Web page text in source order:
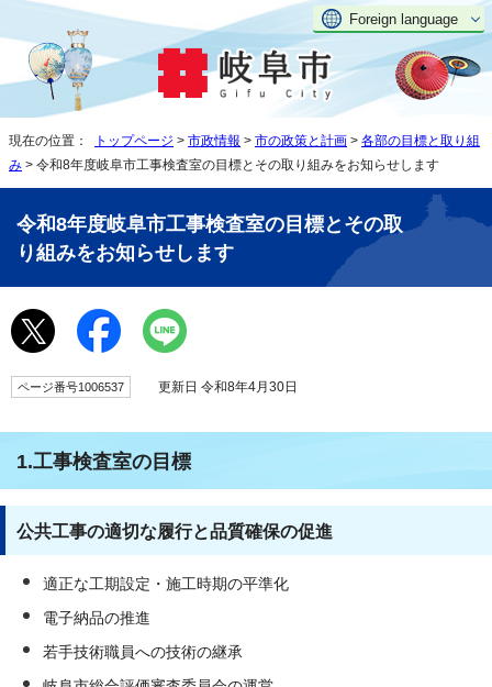
Foreign language
現在の位置： トップページ > 市政情報 > 市の政策と計画 > 各部の目標と取り組
み > 令和8年度岐阜市工事検査室の目標とその取り組みをお知らせします
令和8年度岐阜市工事検査室の目標とその取
り組みをお知らせします
ページ番号1006537 更新日 令和8年4月30日
1.工事検査室の目標
公共工事の適切な履行と品質確保の促進
適正な工期設定・施工時期の平準化
電子納品の推進
若手技術職員への技術の継承